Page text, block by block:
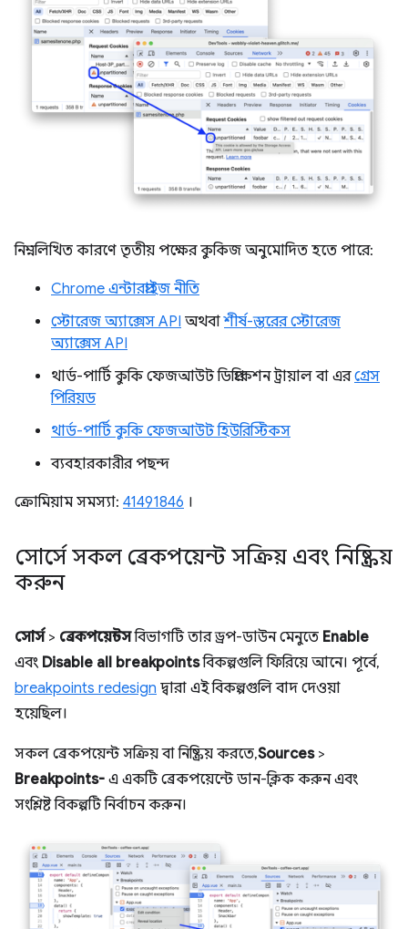
নিম্নলিখিত কারণে তৃতীয় পক্ষের কুকিজ অনুমোদিত হতে পারে:
Chrome এন্টারপ্রাইজ নীতি
স্টোরেজ অ্যাক্সেস API অথবাশীর্ষ-স্তরের স্টোরেজ
অ্যাক্সেস API
থার্ড-পার্টি কুকি ফেজআউট ডিপ্রিকেশন ট্রায়াল বা এরগ্রেস
পিরিয়ড
থার্ড-পার্টি কুকি ফেজআউট হিউরিস্টিকস
ব্যবহারকারীর পছন্দ
ক্রোমিয়াম সমস্যা: 41491846 ।
সোর্সে সকল ব্রেকপয়েন্ট সক্রিয় এবং নিষ্ক্রিয়
করুন
সোর্স> ব্রেকপয়েন্টসবিভাগটি তার ড্রপ-ডাউন মেনুতে Enable
এবং Disable all breakpointsবিকল্পগুলি ফিরিয়ে আনে। পূর্বে,
breakpoints redesign দ্বারা এই বিকল্পগুলি বাদ দেওয়া
হয়েছিল।
সকল ব্রেকপয়েন্ট সক্রিয় বা নিষ্ক্রিয় করতে,Sources>
Breakpoints- এ একটি ব্রেকপয়েন্টে ডান-ক্লিক করুন এবং
সংশ্লিষ্ট বিকল্পটি নির্বাচন করুন।